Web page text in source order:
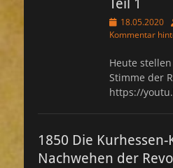
Teil 1
Veröffentlicht
am
18.05.2020
Kommentar
Heute
Stimme der
https://
1850 Die Kurhessen-
Nachwehen der